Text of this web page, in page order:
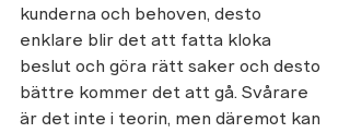
kunderna och behoven, desto
enklare blir det att fatta kloka
beslut och göra rätt saker och desto
bättre kommer det att gå. Svårare
är det inte i teorin, men däremot kan